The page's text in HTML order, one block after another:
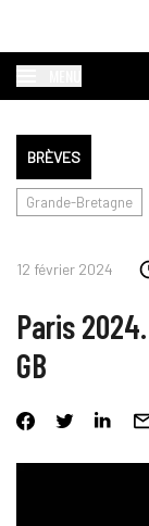
BRÈVES
Grande-Bretagne
12 février 2024
Paris
GB